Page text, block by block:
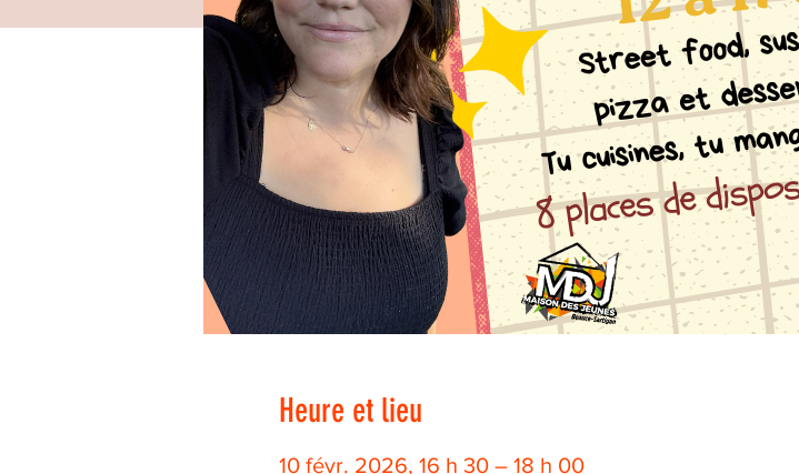
Heure et lieu
10 févr. 2026, 16 h 30 – 18 h 00